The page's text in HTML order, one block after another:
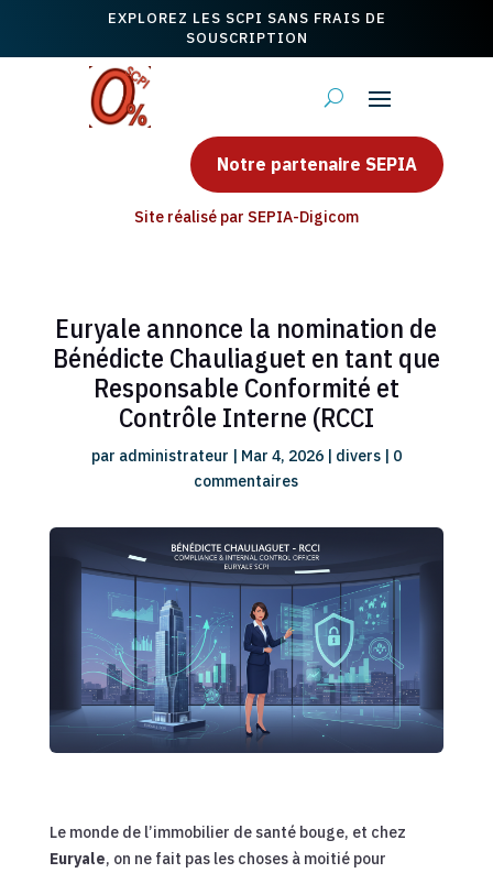
EXPLOREZ LES SCPI SANS FRAIS DE
SOUSCRIPTION
Notre partenaire SEPIA
Site réalisé par SEPIA-Digicom
Euryale annonce la nomination de
Bénédicte Chauliaguet en tant que
Responsable Conformité et
Contrôle Interne (RCCI
par administrateur | Mar 4, 2026| divers| 0
commentaires
Le monde de l’immobilier de santé bouge, et chez
Euryale, on ne fait pas les choses à moitié pour